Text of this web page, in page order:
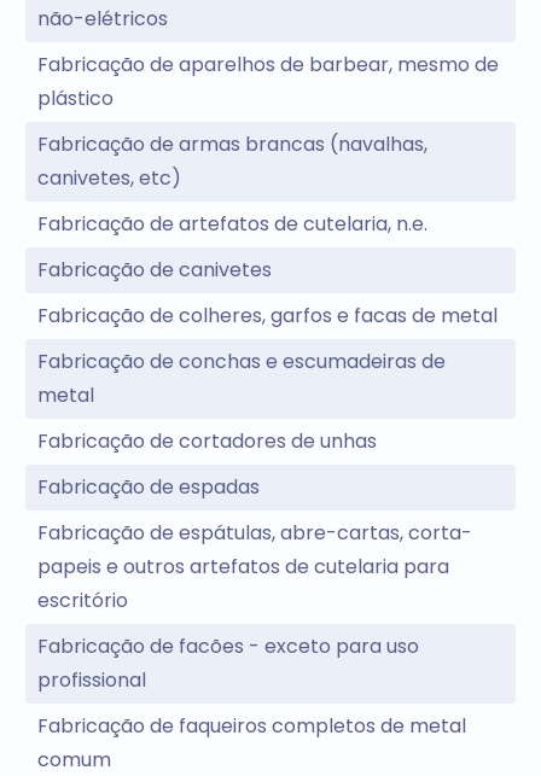
não-elétricos
Fabricação de aparelhos de barbear, mesmo de
plástico
Fabricação de armas brancas (navalhas,
canivetes, etc)
Fabricação de artefatos de cutelaria, n.e.
Fabricação de canivetes
Fabricação de colheres, garfos e facas de metal
Fabricação de conchas e escumadeiras de
metal
Fabricação de cortadores de unhas
Fabricação de espadas
Fabricação de espátulas, abre-cartas, corta-
papeis e outros artefatos de cutelaria para
escritório
Fabricação de facões - exceto para uso
profissional
Fabricação de faqueiros completos de metal
comum